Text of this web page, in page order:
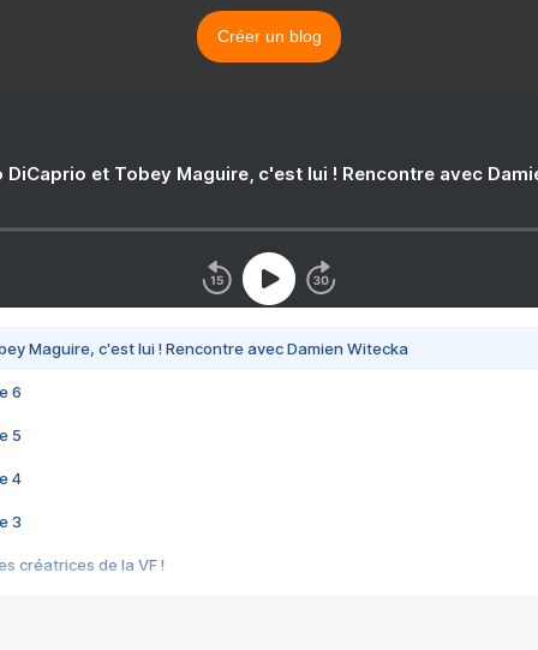
Créer un blog
DiCaprio et Tobey Maguire, c'est lui ! Rencontre avec
Maguire, c'est lui ! Rencontre avec Damien Witecka
6
5
4
3
créatrices de la VF !